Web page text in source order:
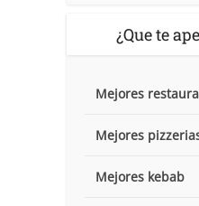
¿Que te
Mejores
Mejores
Mejores kebab